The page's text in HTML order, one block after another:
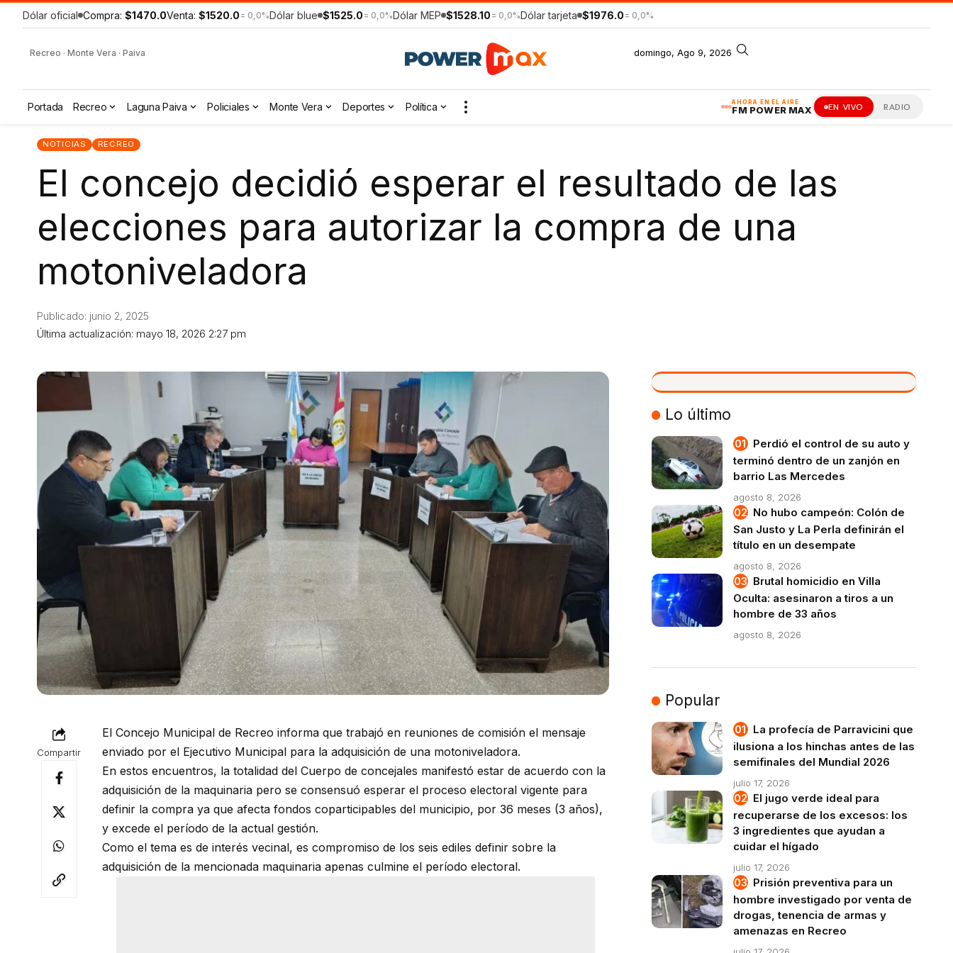
Dólar oficial Compra: $1470.0Venta: $1520.0 = 0,0%Dólar blue $1525.0 = 0,0%Dólar MEP $1528.10 = 0,0%Dólar tarjeta $1976.0 = 0,0%
Recreo · Monte Vera · Paiva domingo, Ago 9, 2026
AHORA EN EL AIRE
FM POWER MAX EN VIVO RADIO
Portada Recreo Laguna Paiva Policiales Monte Vera Deportes Política
NOTICIAS RECREO
El concejo decidió esperar el resultado de las
elecciones para autorizar la compra de una
motoniveladora
Última actualización: mayo 18, 2026 2:27 pm
Publicado: junio 2, 2025
Compartir
El Concejo Municipal de Recreo informa que trabajó en reuniones de comisión el mensaje
enviado por el Ejecutivo Municipal para la adquisición de una motoniveladora.
En estos encuentros, la totalidad del Cuerpo de concejales manifestó estar de acuerdo con la
adquisición de la maquinaria pero se consensuó esperar el proceso electoral vigente para
definir la compra ya que afecta fondos coparticipables del municipio, por 36 meses (3 años),
y excede el período de la actual gestión.
Como el tema es de interés vecinal, es compromiso de los seis ediles definir sobre la
adquisición de la mencionada maquinaria apenas culmine el período electoral.
VIVO
Lo último
Perdió el control de su auto y
terminó dentro de un zanjón en
barrio Las Mercedes
agosto 8, 2026
No hubo campeón: Colón de
San Justo y La Perla definirán el
título en un desempate
agosto 8, 2026
Brutal homicidio en Villa
Oculta: asesinaron a tiros a un
hombre de 33 años
agosto 8, 2026
Popular
La profecía de Parravicini que
ilusiona a los hinchas antes de las
semifinales del Mundial 2026
julio 17, 2026
El jugo verde ideal para
recuperarse de los excesos: los
3 ingredientes que ayudan a
cuidar el hígado
julio 17, 2026
Prisión preventiva para un
hombre investigado por venta de
drogas, tenencia de armas y
amenazas en Recreo